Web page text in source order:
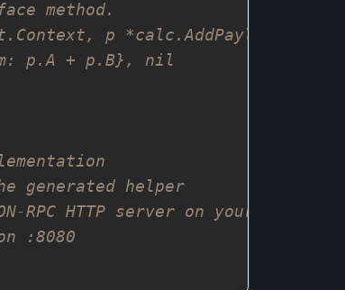
method.
p *calc.AddPayload)
p.A + p.B}, nil
generated helper
HTTP server on your mux
:8080